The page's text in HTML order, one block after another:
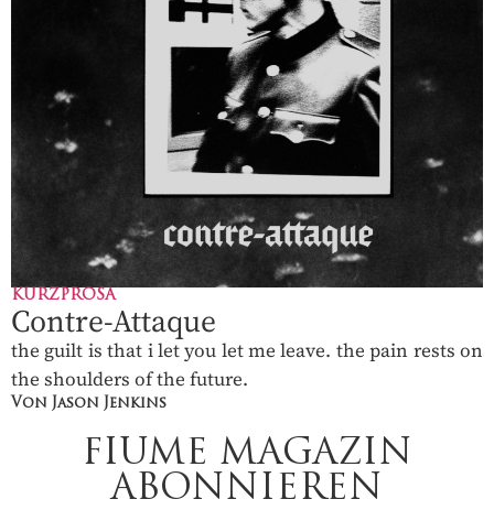
KURZPROSA
Contre-Attaque
the guilt is that i let you let me leave. the pain rests on
the shoulders of the future.
Von Jason Jenkins
FIUME MAGAZIN
ABONNIEREN